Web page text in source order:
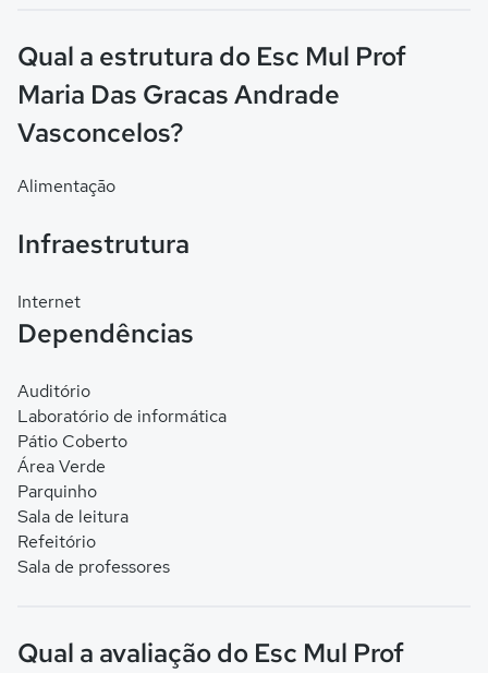
Qual a estrutura do Esc Mul Prof
Maria Das Gracas Andrade
Vasconcelos?
Alimentação
Infraestrutura
Internet
Dependências
Auditório
Laboratório de informática
Pátio Coberto
Área Verde
Parquinho
Sala de leitura
Refeitório
Sala de professores
Qual a avaliação do Esc Mul Prof